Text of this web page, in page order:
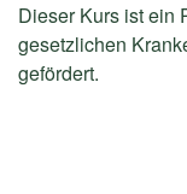
Dieser Kurs ist ein
gesetzlichen
gefördert.